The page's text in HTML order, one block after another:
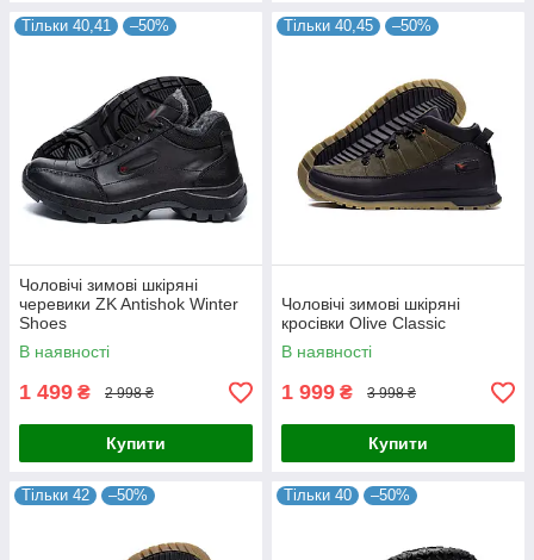
Тільки 40,41 –50%
Чоловічі зимові шкіряні
черевики ZK Antishok Winter
Shoes
В наявності
1 499 ₴ 2 998 ₴
Купити
Тільки 40,45 –50%
Чоловічі зимові шкіряні
кросівки Olive Classic
В наявності
1 999 ₴ 3 998 ₴
Купити
Тільки 42 –50% Тільки 40 –50%